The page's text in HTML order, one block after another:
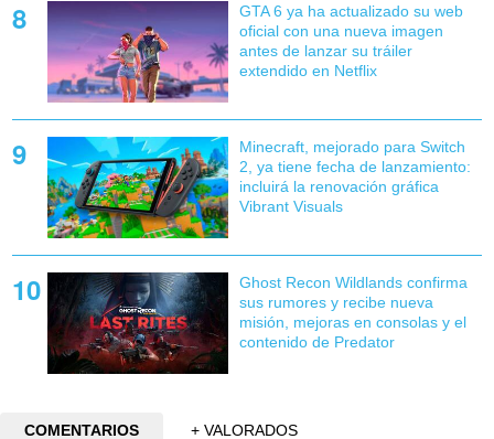
GTA 6 ya ha actualizado su web
oficial con una nueva imagen
antes de lanzar su tráiler
extendido en Netflix
Minecraft, mejorado para Switch
2, ya tiene fecha de lanzamiento:
incluirá la renovación gráfica
Vibrant Visuals
Ghost Recon Wildlands confirma
sus rumores y recibe nueva
misión, mejoras en consolas y el
contenido de Predator
COMENTARIOS
+ VALORADOS